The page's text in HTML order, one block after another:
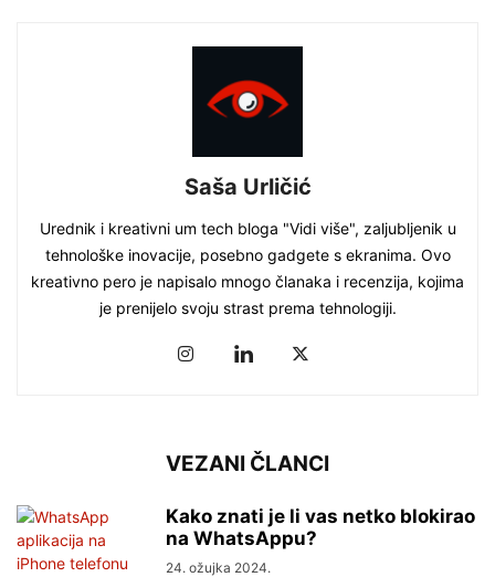
Saša Urličić
Urednik i kreativni um tech bloga "Vidi više", zaljubljenik u
tehnološke inovacije, posebno gadgete s ekranima. Ovo
kreativno pero je napisalo mnogo članaka i recenzija, kojima
je prenijelo svoju strast prema tehnologiji.
VEZANI ČLANCI
Kako znati je li vas netko blokirao
na WhatsAppu?
24. ožujka 2024.